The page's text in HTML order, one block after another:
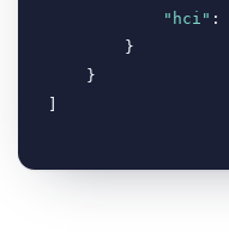
"hci" :
        }
    }